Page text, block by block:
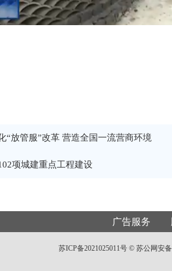
“放管服”改革 营造全国一流营商环境
项城建重点工程建设
广告服务
苏ICP备2021025011号 © 苏公网安备